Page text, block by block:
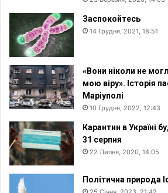
Заспокойтесь
14 Грудня, 2021, 18:51
«Вони ніколи не
мою віру». Історія
Маріуполі
10 Грудня, 2022, 12:43
Карантин в Україні
31 серпня
22 Липня, 2020, 14:05
Політична природа